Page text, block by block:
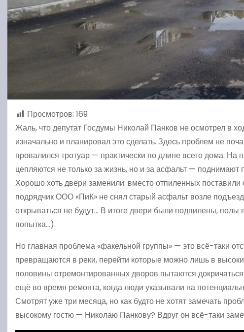
Просмотров: 169
Жаль, что депутат Госдумы Николай Панков не осмотрел в
изначально и планировал это сделать. Здесь проблем не
провалился тротуар — практически по длине всего дома.
цепляются не только за жизнь, но и за асфальт —
Хорошо хоть двери заменили: вместо отпиленных
подрядчик ООО «ПиК» не снял старый асфальт возле
открываться не будут… В итоге двери были подпилены, полы
попытка…).
Но главная проблема «факельной группы» — это всё-таки
превращаются в реки, перейти которые можно лишь в
половины отремонтированных дворов пытаются
ещё во время ремонта, когда люди указывали на
Смотрят уже три месяца, но как будто не хотят замечать
высокому гостю — Николаю Панкову? Вдруг он всё-таки